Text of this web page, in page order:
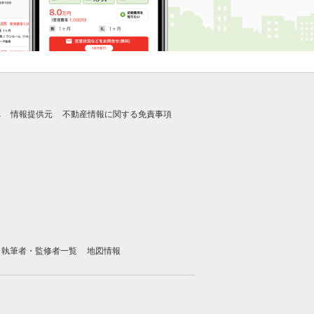
情報提供元 不動産情報に関する免責事項
執筆者・監修者一覧 地図情報